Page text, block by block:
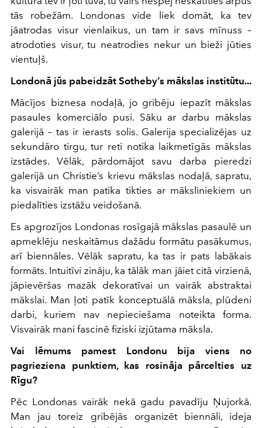
tās robežām. Londonas vide liek domāt, ka tev
jāatrodas visur vienlaikus, un tam ir savs mīnuss –
atrodoties visur, tu neatrodies nekur un bieži jūties
vientuļš.
Londonā jūs pabeidzāt Sotheby’s mākslas institūtu...
Mācījos biznesa nodaļā, jo gribēju iepazīt mākslas
pasaules komerciālo pusi. Sāku ar darbu mākslas
galerijā – tas ir ierasts solis. Galerija specializējas uz
sekundāro tirgu, tur reti notika laikmetīgās mākslas
izstādes. Vēlāk, pārdomājot savu darba pieredzi
galerijā un Christie’s krievu mākslas nodaļā, sapratu,
ka visvairāk man patika tikties ar māksliniekiem un
piedalīties izstāžu veidošanā.
Es apgrozījos Londonas rosīgajā mākslas pasaulē un
apmeklēju neskaitāmus dažādu formātu pasākumus,
arī biennāles. Vēlāk sapratu, ka tas ir pats labākais
formāts. Intuitīvi zināju, ka tālāk man jāiet citā virzienā,
jāpievēršas mazāk dekoratīvai un vairāk abstraktai
mākslai. Man ļoti patīk konceptuālā māksla, plūdeni
darbi, kuriem nav nepieciešama noteikta forma.
Visvairāk mani fascinē fiziski izjūtama māksla.
Vai lēmums pamest Londonu bija viens no
pagrieziena punktiem, kas rosināja pārcelties uz
Rīgu?
Pēc Londonas vairāk nekā gadu pavadīju Ņujorkā.
Man jau toreiz gribējās organizēt biennāli, ideja